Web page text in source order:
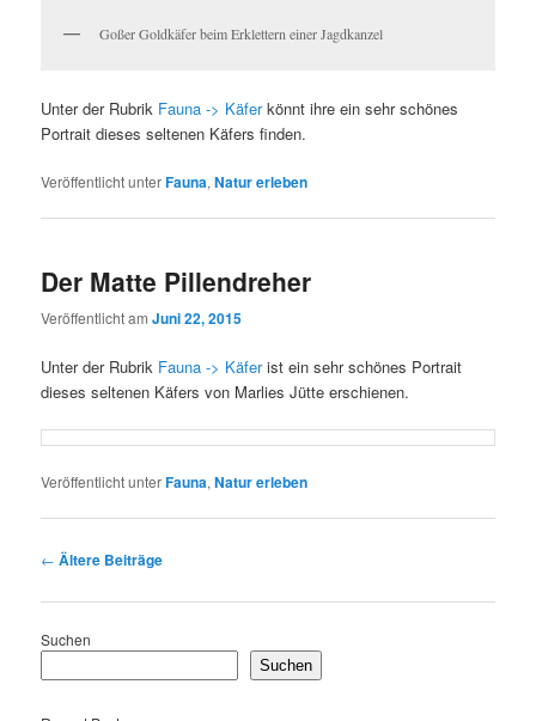
Goßer Goldkäfer beim Erklettern einer Jagdkanzel
Unter der Rubrik Fauna -> Käferkönnt ihre ein sehr schönes
Portrait dieses seltenen Käfers finden.
Veröffentlicht unterFauna,Natur erleben
Der Matte Pillendreher
Veröffentlicht amJuni 22, 2015
Unter der Rubrik Fauna -> Käferist ein sehr schönes Portrait
dieses seltenen Käfers von Marlies Jütte erschienen.
Veröffentlicht unterFauna,Natur erleben
Beitrags-
← Ältere Beiträge
Suchen
Suchen